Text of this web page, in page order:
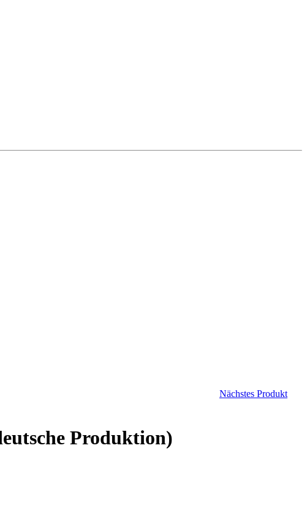
Nächstes Produkt
Produktion)